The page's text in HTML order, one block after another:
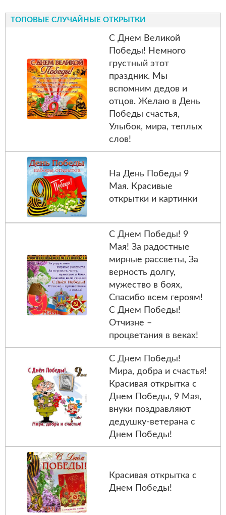
ТОПОВЫЕ СЛУЧАЙНЫЕ ОТКРЫТКИ
С Днем Великой
Победы! Немного
грустный этот
праздник. Мы
вспомним дедов и
отцов. Желаю в День
Победы счастья,
Улыбок, мира, теплых
слов!
На День Победы 9
Мая. Красивые
открытки и картинки
С Днем Победы! 9
Мая! За радостные
мирные рассветы, За
верность долгу,
мужество в боях,
Спасибо всем героям!
С Днем Победы!
Отчизне –
процветания в веках!
С Днем Победы!
Мира, добра и счастья!
Красивая открытка с
Днем Победы, 9 Мая,
внуки поздравляют
дедушку-ветерана с
Днем Победы!
Красивая открытка с
Днем Победы!